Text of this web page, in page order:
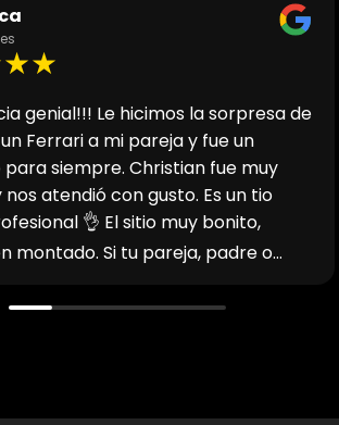
el trato magnífico, nos
y la verdad que fue muy
gestión y rápida, sin duda volveré
en contacto con él para sacar
y disfrutar al máximo